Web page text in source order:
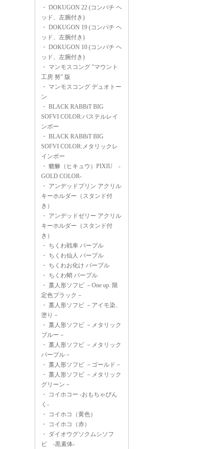
・ DOKUGON 22 (コンパチ ヘ
ッド、左腕付き)
・ DOKUGON 19 (コンパチ ヘ
ッド、左腕付き)
・ DOKUGON 10 (コンパチ ヘ
ッド、左腕付き)
・ マンモスコング "マウント
工房 努" 版
・ マンモスコング デュオトー
ン
・ BLACK RABBiT BIG
SOFVI COLOR:パステルレイ
ンボー
・ BLACK RABBiT BIG
SOFVI COLOR:メタリックレ
インボー
・ 貔貅（ヒキュウ）PIXIU -
GOLD COLOR-
・ アンデッドプリン アクリル
キーホルダー（スタンド付
き）
・ アンデッドゼリー アクリル
キーホルダー（スタンド付
き）
・ ちくわ戦車 パープル
・ ちくわ仙人 パープル
・ ちくわお化け パープル
・ ちくわ蛸 パープル
・ 藁人形ソフビ －One up. 限
定色ブラック－
・ 藁人形ソフビ －アイモ染、
塗り－
・ 藁人形ソフビ －メタリック
ブルー－
・ 藁人形ソフビ －メタリック
パープル－
・ 藁人形ソフビ －ゴールド－
・ 藁人形ソフビ －メタリック
グリーン－
・
コイホコー -おもちゃぴん
く-
・
コイホコ（黄色）
・
コイホコ（赤）
・ ダイオウグソクムシソフ
ビ -黒素体-